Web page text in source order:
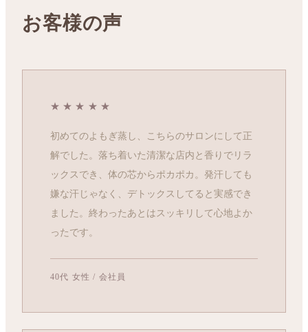
お客様の声
★★★★★
初めてのよもぎ蒸し、こちらのサロンにして正
解でした。落ち着いた清潔な店内と香りでリラ
ックスでき、体の芯からポカポカ。発汗しても
嫌な汗じゃなく、デトックスしてると実感でき
ました。終わったあとはスッキリして心地よか
ったです。
40代 女性 / 会社員